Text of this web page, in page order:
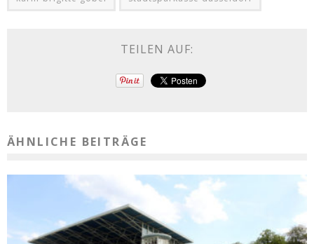
TEILEN AUF:
ÄHNLICHE BEITRÄGE